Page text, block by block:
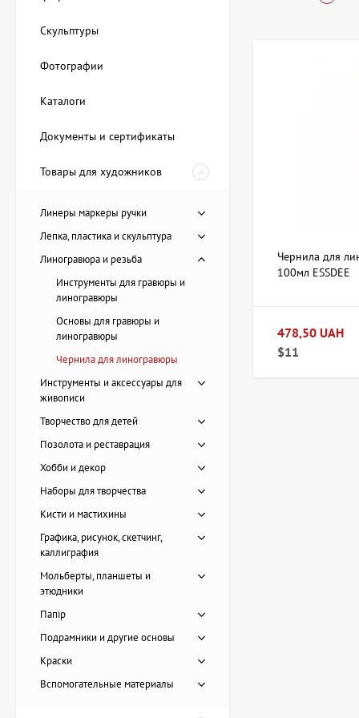
В интернет-
наличии можно
Масляные
бумаге и
Цветовая
Упаковка и
мастеров,
Стоимость,
отправка по Киеву
При выборе
Чернила для
100мл ESSDEE
478,50 UAH
$11
Скульптуры
Фотографии
Каталоги
Документы и сертификаты
Товары для художников
Линеры маркеры ручки
Лепка, пластика и скульптура
Линогравюра и резьба
Инструменты для гравюры и
линогравюры
Основы для гравюры и
линогравюры
Чернила для линогравюры
Инструменты и аксессуары для
живописи
Творчество для детей
Позолота и реставрация
Хобби и декор
Наборы для творчества
Кисти и мастихины
Графика, рисунок, скетчинг,
каллиграфия
Мольберты, планшеты и
этюдники
Папір
Подрамники и другие основы
Краски
Вспомогательные материалы
Картина Пирс, художник